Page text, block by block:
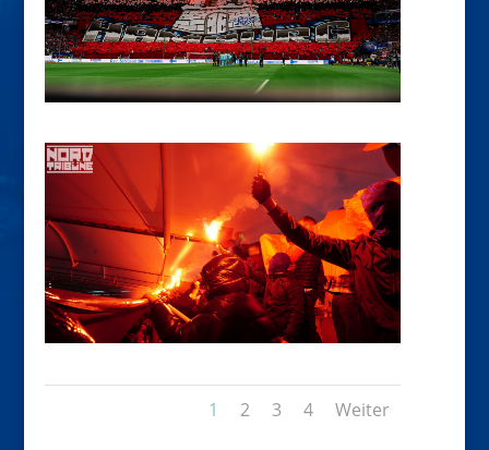
1 2 3 4 Weiter